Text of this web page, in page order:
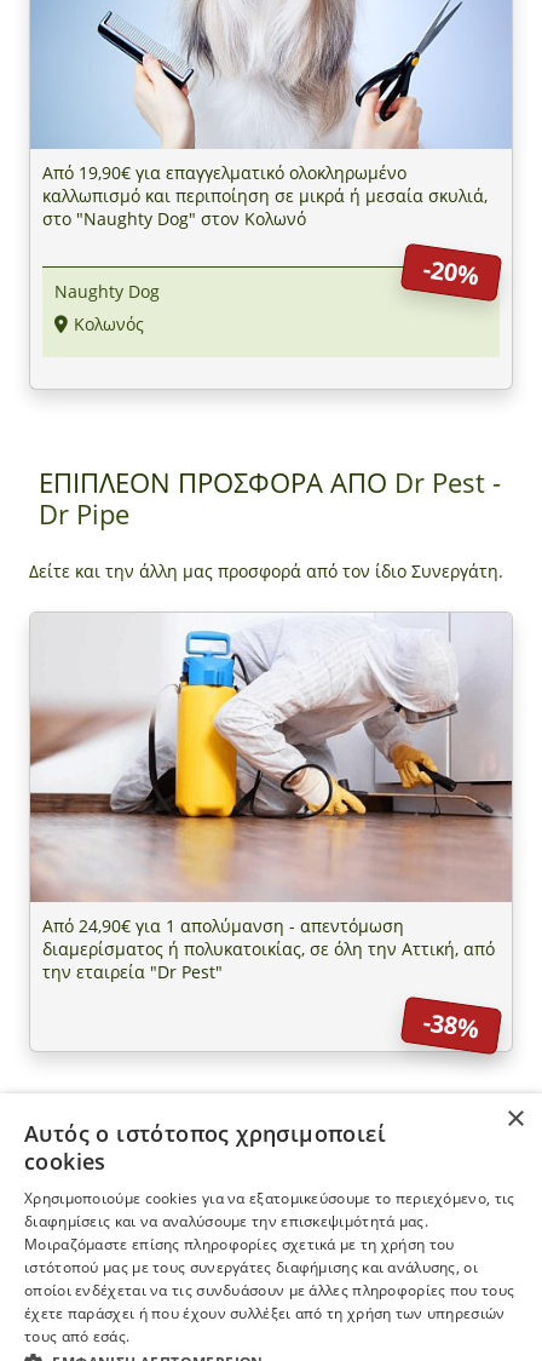
Από 19,90€ για επαγγελματικό ολοκληρωμένο
καλλωπισμό και περιποίηση σε μικρά ή μεσαία σκυλιά,
στο "Naughty Dog" στον Κολωνό
-20%
Naughty Dog
Κολωνός
ΕΠΙΠΛΕΟΝ ΠΡΟΣΦΟΡΑ ΑΠΟ Dr Pest -
Dr Pipe
Δείτε και την άλλη μας προσφορά από τον ίδιο Συνεργάτη.
Από 24,90€ για 1 απολύμανση - απεντόμωση
διαμερίσματος ή πολυκατοικίας, σε όλη την Αττική, από
την εταιρεία "Dr Pest"
-38%
ΠΛΗΡΟΦΟΡΙΕΣ
Η ΕΤΑΙΡΕΙΑ
ΠΕΡΙΣΣΟΤΕΡΑ
ΕΓΓΡΑΦΗ ΣΤΟ NEWSLETTER
×
Αυτός ο ιστότοπος χρησιμοποιεί
cookies
Χρησιμοποιούμε cookies για να εξατομικεύσουμε το περιεχόμενο, τις
διαφημίσεις και να αναλύσουμε την επισκεψιμότητά μας.
Μοιραζόμαστε επίσης πληροφορίες σχετικά με τη χρήση του
ιστότοπού μας με τους συνεργάτες διαφήμισης και ανάλυσης, οι
οποίοι ενδέχεται να τις συνδυάσουν με άλλες πληροφορίες που τους
έχετε παράσχει ή που έχουν συλλέξει από τη χρήση των υπηρεσιών
τους από εσάς.